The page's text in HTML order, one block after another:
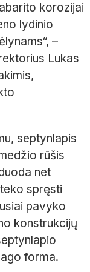
korozijai
lydinio
–
Lukas
septynlapis
rūšis
net
spręsti
pavyko
konstrukcijų
forma.